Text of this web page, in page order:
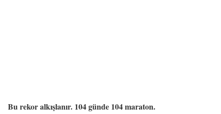
Bu rekor alkışlanır. 104 günde 104 maraton.